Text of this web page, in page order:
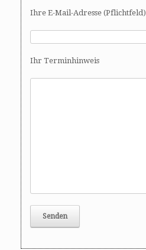
Ihre E-Mail-Adresse (Pflichtfeld)
Ihr Terminhinweis